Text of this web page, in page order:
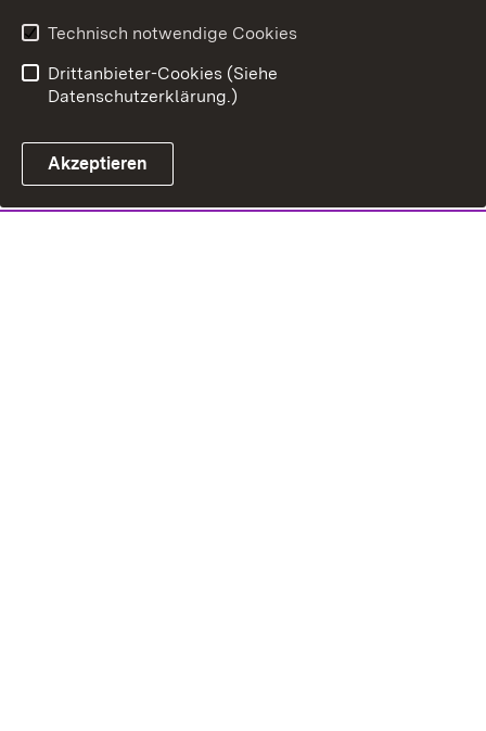
Technisch notwendige Cookies
Drittanbieter-Cookies (Siehe
Datenschutzerklärung.)
Akzeptieren